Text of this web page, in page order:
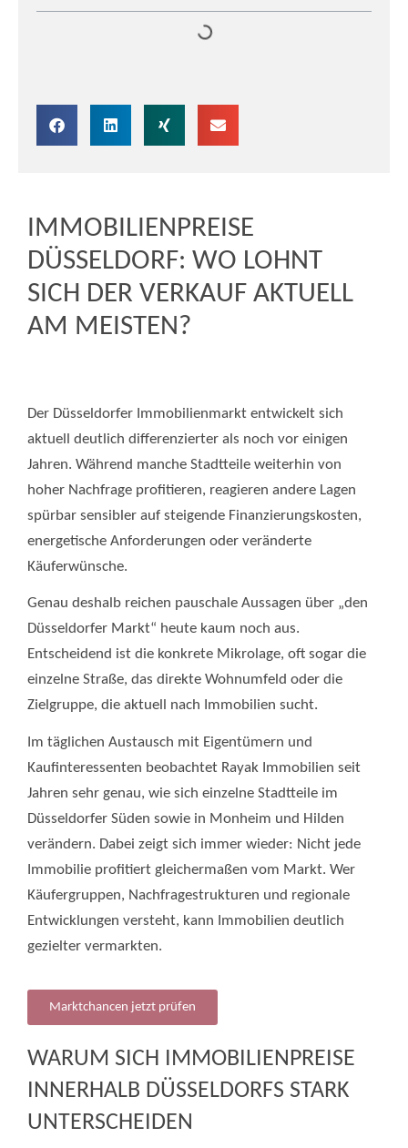
IMMOBILIENPREISE
DÜSSELDORF: WO LOHNT
SICH DER VERKAUF AKTUELL
AM MEISTEN?
Der Düsseldorfer Immobilienmarkt entwickelt sich
aktuell deutlich differenzierter als noch vor einigen
Jahren. Während manche Stadtteile weiterhin von
hoher Nachfrage profitieren, reagieren andere Lagen
spürbar sensibler auf steigende Finanzierungskosten,
energetische Anforderungen oder veränderte
Käuferwünsche.
Genau deshalb reichen pauschale Aussagen über „den
Düsseldorfer Markt“ heute kaum noch aus.
Entscheidend ist die konkrete Mikrolage, oft sogar die
einzelne Straße, das direkte Wohnumfeld oder die
Zielgruppe, die aktuell nach Immobilien sucht.
Im täglichen Austausch mit Eigentümern und
Kaufinteressenten beobachtet Rayak Immobilien seit
Jahren sehr genau, wie sich einzelne Stadtteile im
Düsseldorfer Süden sowie in Monheim und Hilden
verändern. Dabei zeigt sich immer wieder: Nicht jede
Immobilie profitiert gleichermaßen vom Markt. Wer
Käufergruppen, Nachfragestrukturen und regionale
Entwicklungen versteht, kann Immobilien deutlich
gezielter vermarkten.
Marktchancen jetzt prüfen
WARUM SICH IMMOBILIENPREISE
INNERHALB DÜSSELDORFS STARK
UNTERSCHEIDEN